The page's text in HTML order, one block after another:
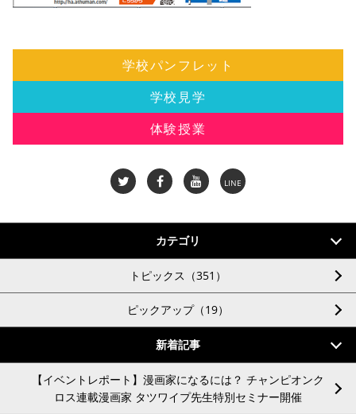
学校パンフレット
学校見学
体験授業
LINE
カテゴリ
トピックス（351）
ピックアップ（19）
新着記事
【イベントレポート】漫画家になるには？ チャンピオンク
ロス連載漫画家 タツワイプ先生特別セミナー開催